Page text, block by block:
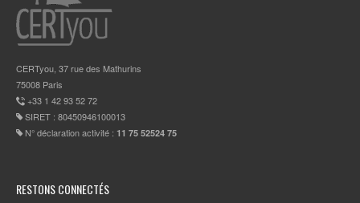
CERTyou, 37 rue des Mathurins
75008 Paris
+33 1 42 93 52 72
SIRET : 80450946100013
N° déclaration activité : 11 75 52524 75
RESTONS CONNECTÉS